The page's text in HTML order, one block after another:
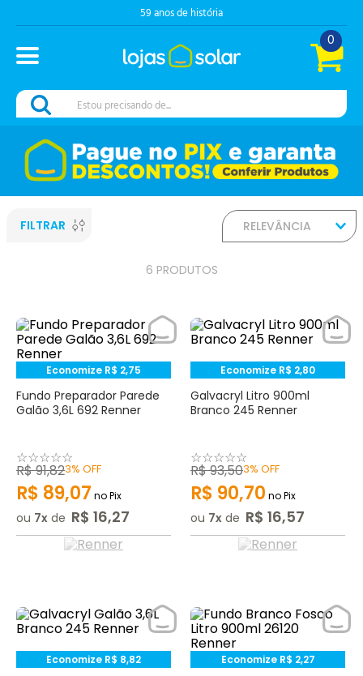
59 anos de história
0
Estou precisando de...
FILTRAR RELEVÂNCIA
6 PRODUTOS
Economize R$ 2,75
Fundo Preparador Parede
Galão 3,6L 692 Renner
☆☆☆☆☆
R$91,823% OFF
R$ 89,07 no Pix
ou 7 de R$ 16,27
Economize R$ 2,80
Galvacryl Litro 900ml
Branco 245 Renner
☆☆☆☆☆
R$93,503% OFF
R$ 90,70 no Pix
ou 7 de R$ 16,57
Economize R$ 8,82 Economize R$ 2,27